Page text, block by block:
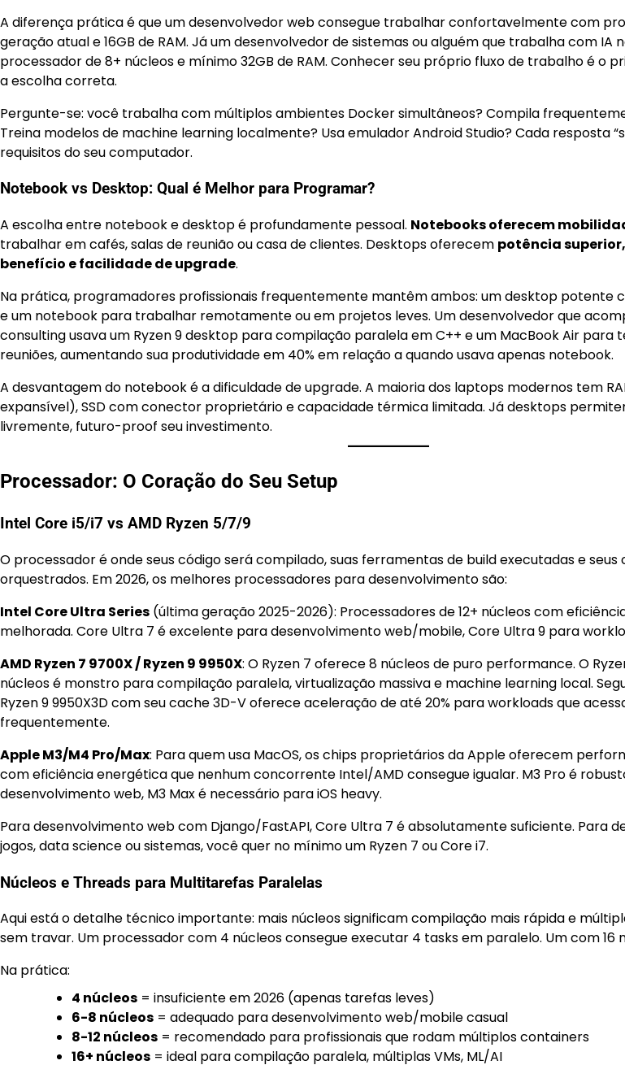
A diferença prática é que um desenvolvedor web consegue trabalhar confortavelmente com
geração atual e 16GB de RAM. Já um desenvolvedor de sistemas ou alguém que trabalha com IA
processador de 8+ núcleos e mínimo 32GB de RAM. Conhecer seu próprio fluxo de trabalho é o
a escolha correta.
Pergunte-se: você trabalha com múltiplos ambientes Docker simultâneos? Compila
Treina modelos de machine learning localmente? Usa emulador Android Studio? Cada resposta
requisitos do seu computador.
Notebook vs Desktop: Qual é Melhor para Programar?
A escolha entre notebook e desktop é profundamente pessoal. Notebooks oferecem
trabalhar em cafés, salas de reunião ou casa de clientes. Desktops oferecem potência
benefício e facilidade de upgrade.
Na prática, programadores profissionais frequentemente mantêm ambos: um desktop potente
e um notebook para trabalhar remotamente ou em projetos leves. Um desenvolvedor que
consulting usava um Ryzen 9 desktop para compilação paralela em C++ e um MacBook Air para
reuniões, aumentando sua produtividade em 40% em relação a quando usava apenas notebook.
A desvantagem do notebook é a dificuldade de upgrade. A maioria dos laptops modernos tem
expansível), SSD com conector proprietário e capacidade térmica limitada. Já desktops
livremente, futuro-proof seu investimento.
Processador: O Coração do Seu Setup
Intel Core i5/i7 vs AMD Ryzen 5/7/9
O processador é onde seus código será compilado, suas ferramentas de build executadas e seus
orquestrados. Em 2026, os melhores processadores para desenvolvimento são:
Intel Core Ultra Series (última geração 2025-2026): Processadores de 12+ núcleos com
melhorada. Core Ultra 7 é excelente para desenvolvimento web/mobile, Core Ultra 9 para
AMD Ryzen 7 9700X / Ryzen 9 9950X: O Ryzen 7 oferece 8 núcleos de puro performance. O
núcleos é monstro para compilação paralela, virtualização massiva e machine learning local.
Ryzen 9 9950X3D com seu cache 3D-V oferece aceleração de até 20% para workloads que
frequentemente.
Apple M3/M4 Pro/Max: Para quem usa MacOS, os chips proprietários da Apple oferecem
com eficiência energética que nenhum concorrente Intel/AMD consegue igualar. M3 Pro é
desenvolvimento web, M3 Max é necessário para iOS heavy.
Para desenvolvimento web com Django/FastAPI, Core Ultra 7 é absolutamente suficiente. Para
jogos, data science ou sistemas, você quer no mínimo um Ryzen 7 ou Core i7.
Núcleos e Threads para Multitarefas Paralelas
Aqui está o detalhe técnico importante: mais núcleos significam compilação mais rápida e
sem travar. Um processador com 4 núcleos consegue executar 4 tasks em paralelo. Um com 16
Na prática:
4 núcleos = insuficiente em 2026 (apenas tarefas leves)
6-8 núcleos = adequado para desenvolvimento web/mobile casual
8-12 núcleos = recomendado para profissionais que rodam múltiplos containers
16+ núcleos = ideal para compilação paralela, múltiplas VMs, ML/AI